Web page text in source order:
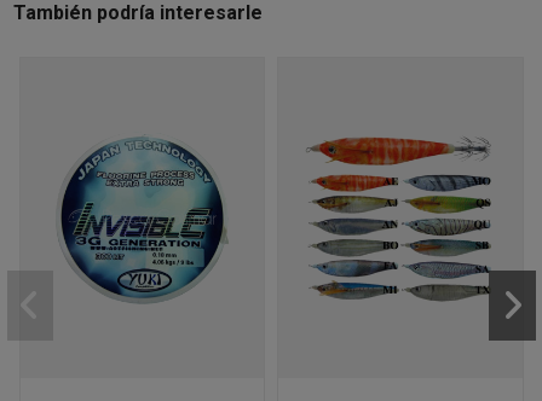
También podría interesarle